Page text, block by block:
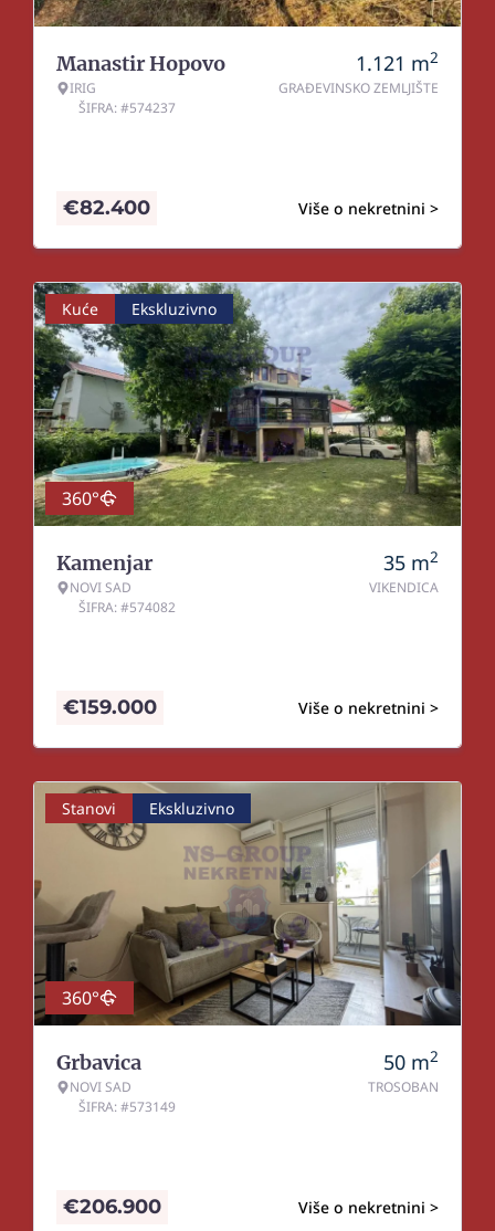
Manastir Hopovo
IRIG
ŠIFRA: #574237
1.121 m2
GRAĐEVINSKO ZEMLJIŠTE
Više o nekretnini >
€82.400
Kuće Ekskluzivno
360°
Kamenjar
NOVI SAD
ŠIFRA: #574082
35 m2
VIKENDICA
Više o nekretnini >
€159.000
Stanovi Ekskluzivno
360°
Grbavica
NOVI SAD
ŠIFRA: #573149
50 m2
TROSOBAN
Više o nekretnini >
€206.900